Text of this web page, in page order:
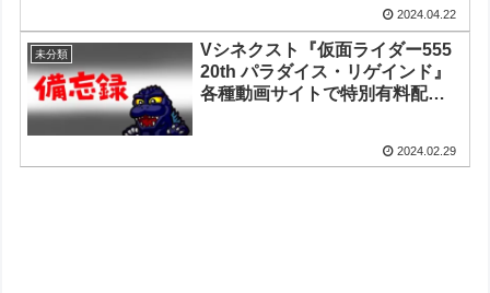
2024.04.22
未分類
Vシネクスト『仮面ライダー555
20th パラダイス・リゲインド』
各種動画サイトで特別有料配信
2024.02.29